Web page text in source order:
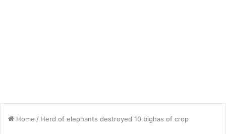
Home / Herd of elephants destroyed 10 bighas of crop